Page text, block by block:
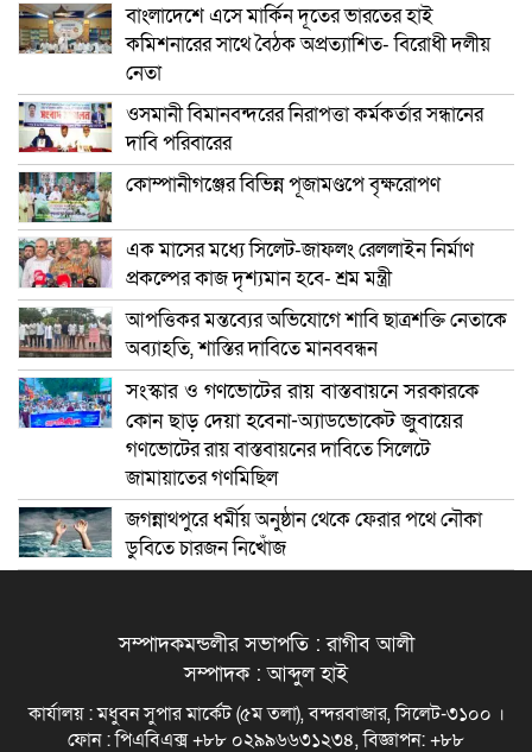
বাংলাদেশে এসে মার্কিন দূতের ভারতের হাই
কমিশনারের সাথে বৈঠক অপ্রত্যাশিত- বিরোধী দলীয়
নেতা
ওসমানী বিমানবন্দরের নিরাপত্তা কর্মকর্তার সন্ধানের
দাবি পরিবারের
কোম্পানীগঞ্জের বিভিন্ন পূজামণ্ডপে বৃক্ষরোপণ
এক মাসের মধ্যে সিলেট-জাফলং রেললাইন নির্মাণ
প্রকল্পের কাজ দৃশ্যমান হবে- শ্রম মন্ত্রী
আপত্তিকর মন্তব্যের অভিযোগে শাবি ছাত্রশক্তি নেতাকে
অব্যাহতি, শাস্তির দাবিতে মানববন্ধন
সংস্কার ও গণভোটের রায় বাস্তবায়নে সরকারকে
কোন ছাড় দেয়া হবেনা-অ্যাডভোকেট জুবায়ের
গণভোটের রায় বাস্তবায়নের দাবিতে সিলেটে
জামায়াতের গণমিছিল
জগন্নাথপুরে ধর্মীয় অনুষ্ঠান থেকে ফেরার পথে নৌকা
ডুবিতে চারজন নিখোঁজ
সম্পাদকমন্ডলীর সভাপতি : রাগীব আলী
সম্পাদক : আব্দুল হাই
কার্যালয় : মধুবন সুপার মার্কেট (৫ম তলা), বন্দরবাজার, সিলেট-৩১০০ ।
ফোন : পিএবিএক্স +৮৮ ০২৯৯৬৬৩১২৩৪, বিজ্ঞাপন: +৮৮